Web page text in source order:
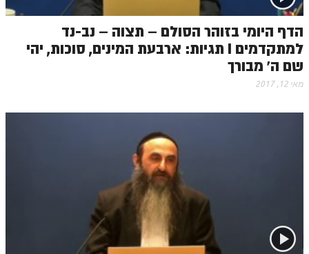
הדף היומי בזוהר הסולם – תצוה – נב-נד
למתקדמים I תגיות: ארבעת המינים, סוכות, יהי
שם ה' מבורך
מאי 12, 2017